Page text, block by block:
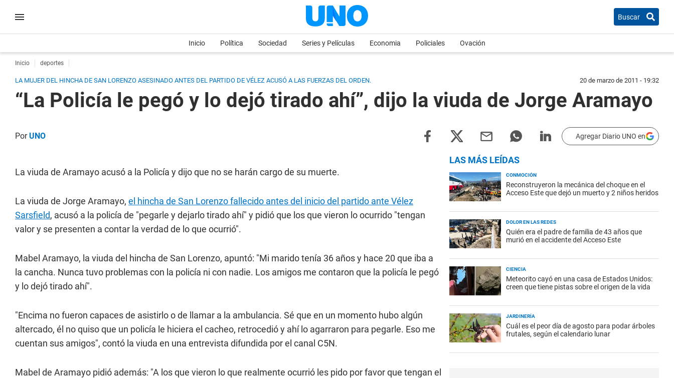
Buscar
Inicio Política Sociedad Series y Películas Economia Policiales Ovación
Inicio deportes
LA MUJER DEL HINCHA DE SAN LORENZO ASESINADO ANTES DEL PARTIDO DE VÉLEZ ACUSÓ A LAS FUERZAS DEL ORDEN. 20 de marzo de 2011 - 19:32
“La Policía le pegó y lo dejó tirado ahí”, dijo la viuda de Jorge Aramayo
PorUNO Agregar Diario UNO en
La viuda de Aramayo acusó a la Policía y dijo que no se harán cargo de su muerte.
La viuda de Jorge Aramayo, el hincha de San Lorenzo fallecido antes del inicio del partido ante Vélez
Sarsfield, acusó a la policía de "pegarle y dejarlo tirado ahí" y pidió que los que vieron lo ocurrido "tengan
valor y se presenten a contar la verdad de lo que ocurrió".
Mabel Aramayo, la viuda del hincha de San Lorenzo, apuntó: "Mi marido tenía 36 años y hace 20 que iba a
la cancha. Nunca tuvo problemas con la policía ni con nadie. Los amigos me contaron que la policía le pegó
y lo dejó tirado ahí".
"Encima no fueron capaces de asistirlo o de llamar a la ambulancia. Sé que en un momento hubo algún
altercado, él no quiso que un policía le hiciera el cacheo, retrocedió y ahí lo agarraron para pegarle. Eso me
cuentan sus amigos", contó la viuda en una entrevista difundida por el canal C5N.
Mabel de Aramayo pidió además: "A los que vieron lo que realmente ocurrió les pido por favor que tengan el
LAS MÁS LEÍDAS
CONMOCIÓN
Reconstruyeron la mecánica del choque en el
Acceso Este que dejó un muerto y 2 niños heridos
DOLOR EN LAS REDES
Quién era el padre de familia de 43 años que
murió en el accidente del Acceso Este
CIENCIA
Meteorito cayó en una casa de Estados Unidos:
creen que tiene pistas sobre el origen de la vida
JARDINERÍA
Cuál es el peor día de agosto para podar árboles
frutales, según el calendario lunar